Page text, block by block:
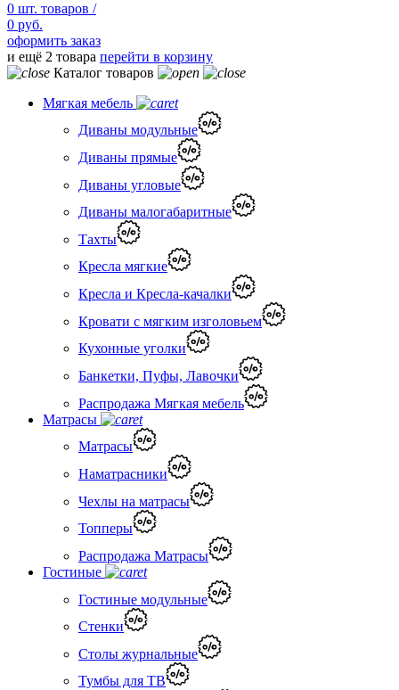
0 шт. товаров /
0 руб.
оформить заказ
и ещё 2 товара перейти в корзину
Каталог товаров
Мягкая мебель
Диваны модульные
Диваны прямые
Диваны угловые
Диваны малогабаритные
Тахты
Кресла мягкие
Кресла и Кресла-качалки
Кровати с мягким изголовьем
Кухонные уголки
Банкетки, Пуфы, Лавочки
Распродажа Мягкая мебель
Матрасы
Матрасы
Наматрасники
Чехлы на матрасы
Топперы
Распродажа Матрасы
Гостиные
Гостиные модульные
Стенки
Столы журнальные
Тумбы для ТВ